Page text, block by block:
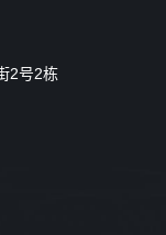
2号2栋